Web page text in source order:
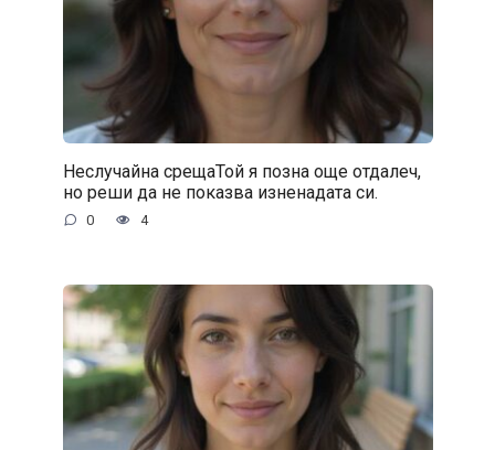
Неслучайна срещаТой я позна още отдалеч,
но реши да не показва изненадата си.
0 4